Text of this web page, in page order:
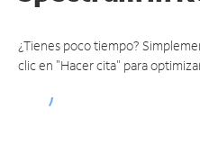
¿Tienes poco tiempo?
clic en "Hacer cita" para